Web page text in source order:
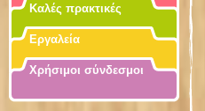
Καλές πρακτικές
Εργαλεία
Χρήσιμοι σύνδεσμοι